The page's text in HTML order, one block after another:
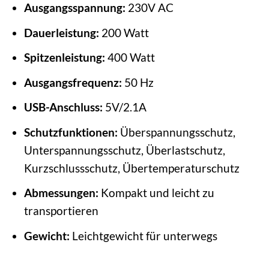
Ausgangsspannung: 230V AC
Dauerleistung: 200 Watt
Spitzenleistung: 400 Watt
Ausgangsfrequenz: 50 Hz
USB-Anschluss: 5V/2.1A
Schutzfunktionen: Überspannungsschutz,
Unterspannungsschutz, Überlastschutz,
Kurzschlussschutz, Übertemperaturschutz
Abmessungen: Kompakt und leicht zu
transportieren
Gewicht: Leichtgewicht für unterwegs